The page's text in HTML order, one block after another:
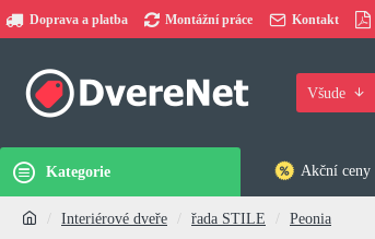
Doprava a platba Montážní práce Kontakt
Všude
Kategorie Akční ceny
Interiérové dveře řada STILE Peonia